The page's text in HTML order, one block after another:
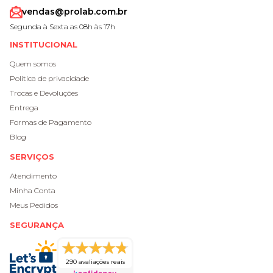
vendas@prolab.com.br
Segunda à Sexta as 08h às 17h
INSTITUCIONAL
Quem somos
Política de privacidade
Trocas e Devoluções
Entrega
Formas de Pagamento
Blog
SERVIÇOS
Atendimento
Minha Conta
Meus Pedidos
SEGURANÇA
290 avaliações reais